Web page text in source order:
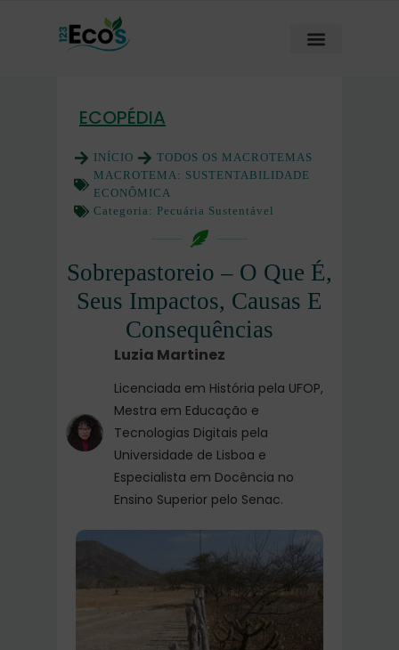
ECOPÉDIA
INÍCIO
TODOS OS MACROTEMAS
MACROTEMA: SUSTENTABILIDADE
ECONÔMICA
Categoria: Pecuária Sustentável
Sobrepastoreio – O Que É,
Seus Impactos, Causas E
Consequências
Luzia Martinez
Licenciada em História pela UFOP,
Mestra em Educação e
Tecnologias Digitais pela
Universidade de Lisboa e
Especialista em Docência no
Ensino Superior pelo Senac.